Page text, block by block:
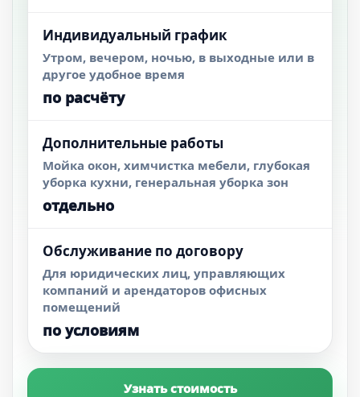
Индивидуальный график
Утром, вечером, ночью, в выходные или в
другое удобное время
по расчёту
Дополнительные работы
Мойка окон, химчистка мебели, глубокая
уборка кухни, генеральная уборка зон
отдельно
Обслуживание по договору
Для юридических лиц, управляющих
компаний и арендаторов офисных
помещений
по условиям
Узнать стоимость